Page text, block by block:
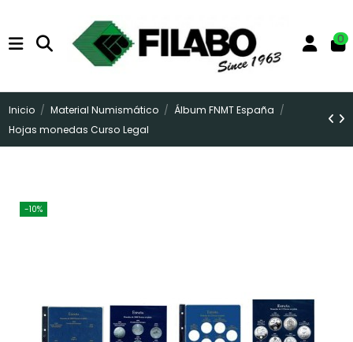
0
Inicio Material Numismático
Álbum FNMT España
Hojas monedas Curso Legal
-10%